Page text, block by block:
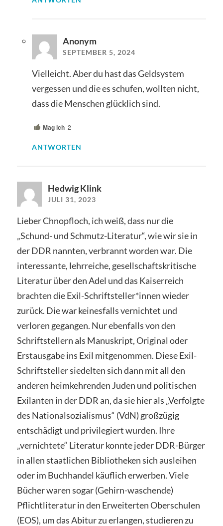
Anonym
SEPTEMBER 5, 2024
Vielleicht. Aber du hast das Geldsystem
vergessen und die es schufen, wollten nicht,
dass die Menschen glücklich sind.
Mag ich 2
ANTWORTEN
Hedwig Klink
JULI 31, 2023
Lieber Chnopfloch, ich weiß, dass nur die
„Schund- und Schmutz-Literatur“, wie wir sie in
der DDR nannten, verbrannt worden war. Die
interessante, lehrreiche, gesellschaftskritische
Literatur über den Adel und das Kaiserreich
brachten die Exil-Schriftsteller*innen wieder
zurück. Die war keinesfalls vernichtet und
verloren gegangen. Nur ebenfalls von den
Schriftstellern als Manuskript, Original oder
Erstausgabe ins Exil mitgenommen. Diese Exil-
Schriftsteller siedelten sich dann mit all den
anderen heimkehrenden Juden und politischen
Exilanten in der DDR an, da sie hier als „Verfolgte
des Nationalsozialismus“ (VdN) großzügig
entschädigt und privilegiert wurden. Ihre
„vernichtete“ Literatur konnte jeder DDR-Bürger
in allen staatlichen Bibliotheken sich ausleihen
oder im Buchhandel käuflich erwerben. Viele
Bücher waren sogar (Gehirn-waschende)
Pflichtliteratur in den Erweiterten Oberschulen
(EOS), um das Abitur zu erlangen, studieren zu